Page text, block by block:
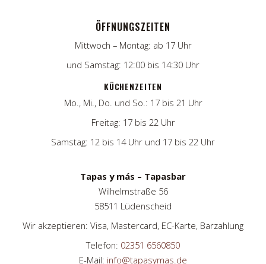
ÖFFNUNGSZEITEN
Mittwoch – Montag: ab 17 Uhr
und Samstag: 12:00 bis 14:30 Uhr
KÜCHENZEITEN
Mo., Mi., Do. und So.: 17 bis 21 Uhr
Freitag: 17 bis 22 Uhr
Samstag: 12 bis 14 Uhr und 17 bis 22 Uhr
Tapas y más – Tapasbar
Wilhelmstraße 56
58511 Lüdenscheid
Wir akzeptieren: Visa, Mastercard, EC-Karte, Barzahlung
Telefon: 02351 6560850
E-Mail: info@tapasymas.de